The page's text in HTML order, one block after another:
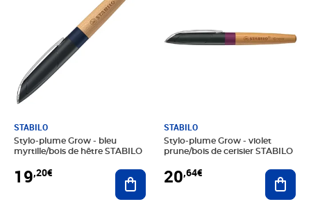
STABILO
Stylo-plume Grow - bleu
myrtille/bois de hêtre STABILO
19,20€ Ajouter au panier
STABILO
Stylo-plume Grow - violet
prune/bois de cerisier STABILO
20,64€